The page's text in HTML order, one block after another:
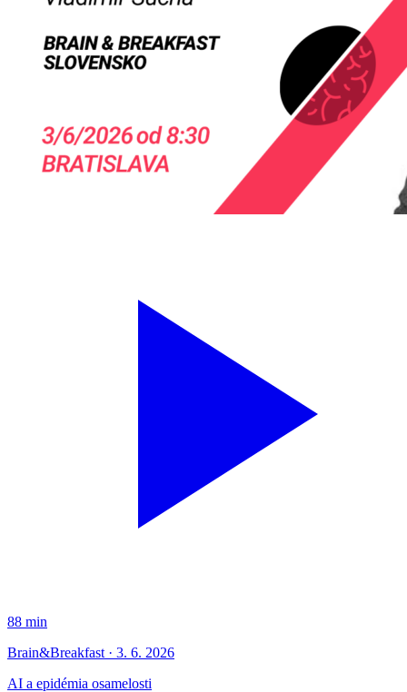
88 min
Brain&Breakfast · 3. 6. 2026
AI a epidémia osamelosti